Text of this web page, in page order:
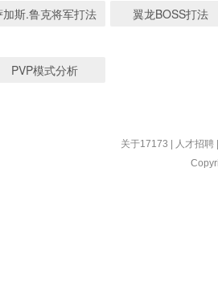
加斯.鲁克将军打法
翼龙BOSS打法
PVP模式分析
关于17173 人才招聘